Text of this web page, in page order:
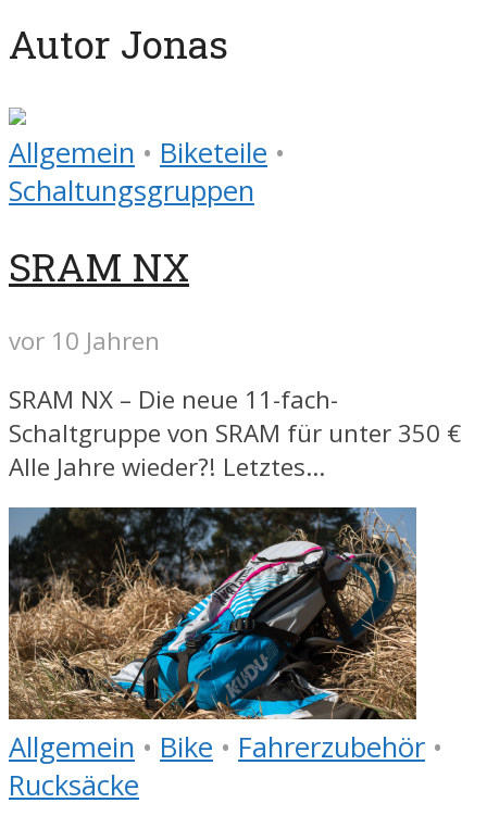
Autor Jonas
Allgemein • Biketeile •
Schaltungsgruppen
SRAM NX
vor 10 Jahren
SRAM NX – Die neue 11-fach-
Schaltgruppe von SRAM für unter 350 €
Alle Jahre wieder?! Letztes...
Allgemein • Bike • Fahrerzubehör •
Rucksäcke